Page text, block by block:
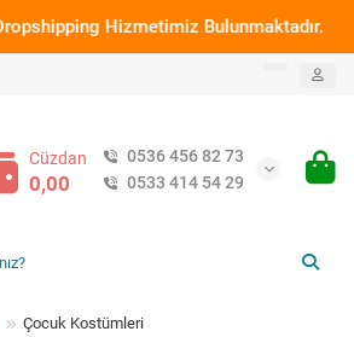
Bulunmaktadır. Hizmet
Cüzdan
0,00
0536 456 82 73
0533 414 54 29
Çocuk Kostümleri